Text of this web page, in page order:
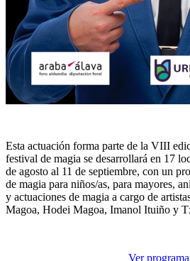
Esta actuación forma parte de la VIII
festival de magia se desarrollará en 17
de agosto al 11 de septiembre, con un
de magia para niños/as, para mayores,
y actuaciones de magia a cargo de
Magoa, Hodei Magoa, Imanol Ituiño y
Ver programa